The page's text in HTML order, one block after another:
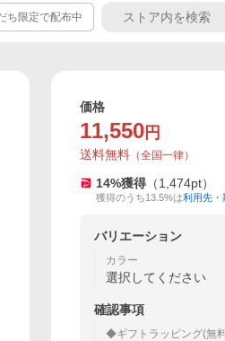
ち限定で配布中
価格
11,550 円
送料無料 （全国一律）
14%獲得 （1,474pt）
獲得のうち13.5%は利用先・
バリエーション
カラー
選択してください
確認事項
◆ギフトラッピング(無